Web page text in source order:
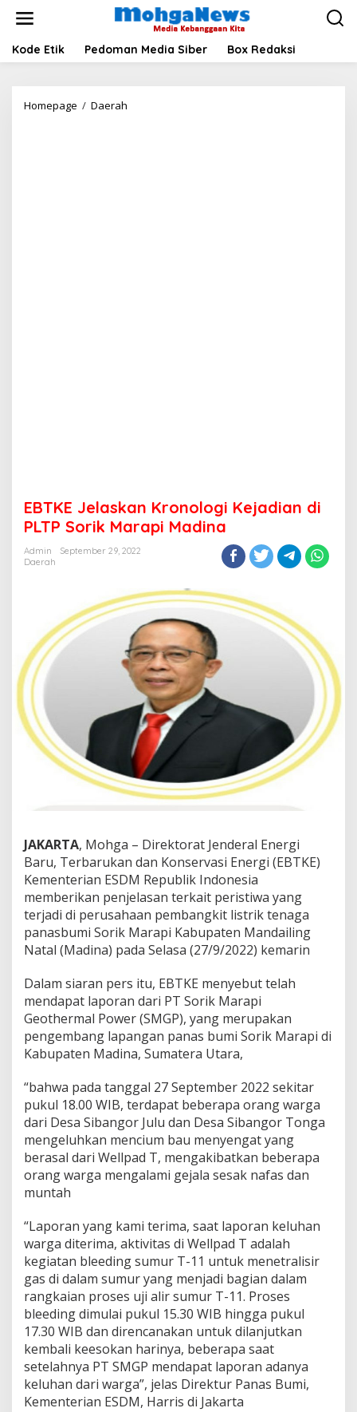
Kode Etik Pedoman Media Siber Box Redaksi
Homepage / Daerah
EBTKE Jelaskan Kronologi Kejadian di
PLTP Sorik Marapi Madina
Admin
September 29, 2022
Daerah
JAKARTA, Mohga – Direktorat Jenderal Energi
Baru, Terbarukan dan Konservasi Energi (EBTKE)
Kementerian ESDM Republik Indonesia
memberikan penjelasan terkait peristiwa yang
terjadi di perusahaan pembangkit listrik tenaga
panasbumi Sorik Marapi Kabupaten Mandailing
Natal (Madina) pada Selasa (27/9/2022) kemarin
Dalam siaran pers itu, EBTKE menyebut telah
mendapat laporan dari PT Sorik Marapi
Geothermal Power (SMGP), yang merupakan
pengembang lapangan panas bumi Sorik Marapi di
Kabupaten Madina, Sumatera Utara,
“bahwa pada tanggal 27 September 2022 sekitar
pukul 18.00 WIB, terdapat beberapa orang warga
dari Desa Sibangor Julu dan Desa Sibangor Tonga
mengeluhkan mencium bau menyengat yang
berasal dari Wellpad T, mengakibatkan beberapa
orang warga mengalami gejala sesak nafas dan
muntah
“Laporan yang kami terima, saat laporan keluhan
warga diterima, aktivitas di Wellpad T adalah
kegiatan bleeding sumur T-11 untuk menetralisir
gas di dalam sumur yang menjadi bagian dalam
rangkaian proses uji alir sumur T-11. Proses
bleeding dimulai pukul 15.30 WIB hingga pukul
17.30 WIB dan direncanakan untuk dilanjutkan
kembali keesokan harinya, beberapa saat
setelahnya PT SMGP mendapat laporan adanya
keluhan dari warga”, jelas Direktur Panas Bumi,
Kementerian ESDM, Harris di Jakarta